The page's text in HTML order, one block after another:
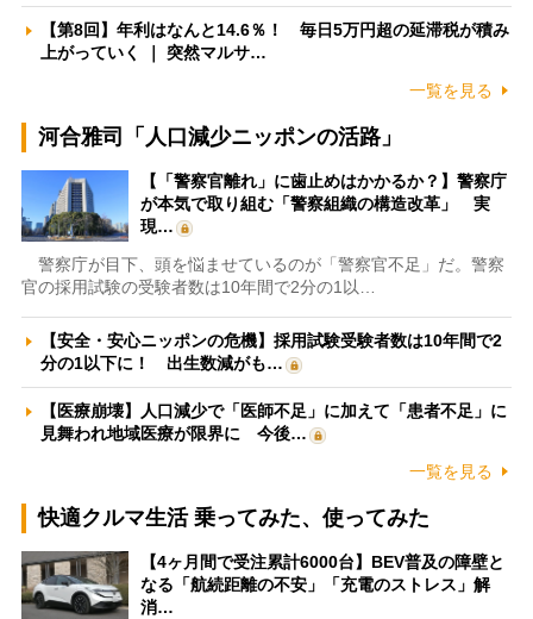
【第8回】年利はなんと14.6％！ 毎日5万円超の延滞税が積み
上がっていく ｜ 突然マルサ…
一覧を見る
河合雅司「人口減少ニッポンの活路」
【「警察官離れ」に歯止めはかかるか？】警察庁
が本気で取り組む「警察組織の構造改革」 実
現…
警察庁が目下、頭を悩ませているのが「警察官不足」だ。警察
官の採用試験の受験者数は10年間で2分の1以…
【安全・安心ニッポンの危機】採用試験受験者数は10年間で2
分の1以下に！ 出生数減がも…
【医療崩壊】人口減少で「医師不足」に加えて「患者不足」に
見舞われ地域医療が限界に 今後…
一覧を見る
快適クルマ生活 乗ってみた、使ってみた
【4ヶ月間で受注累計6000台】BEV普及の障壁と
なる「航続距離の不安」「充電のストレス」解
消…